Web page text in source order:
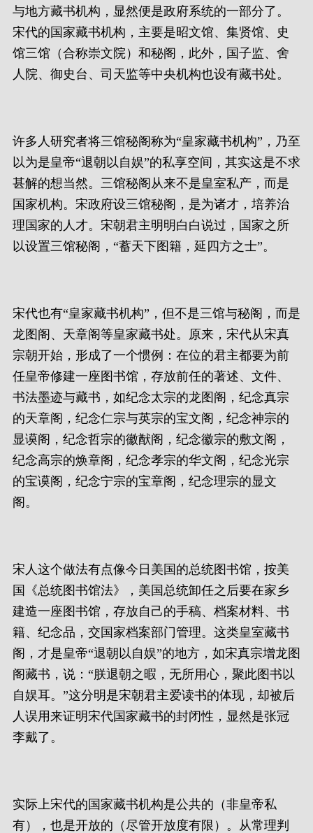
与地方藏书机构，显然便是政府系统的一部分了。
宋代的国家藏书机构，主要是昭文馆、集贤馆、史
馆三馆（合称崇文院）和秘阁，此外，国子监、舍
人院、御史台、司天监等中央机构也设有藏书处。
许多人研究者将三馆秘阁称为“皇家藏书机构”，乃至
以为是皇帝“退朝以自娱”的私享空间，其实这是不求
甚解的想当然。三馆秘阁从来不是皇室私产，而是
国家机构。宋政府设三馆秘阁，是为诸才，培养治
理国家的人才。宋朝君主明明白白说过，国家之所
以设置三馆秘阁，“蓄天下图籍，延四方之士”。
宋代也有“皇家藏书机构”，但不是三馆与秘阁，而是
龙图阁、天章阁等皇家藏书处。原来，宋代从宋真
宗朝开始，形成了一个惯例：在位的君主都要为前
任皇帝修建一座图书馆，存放前任的著述、文件、
书法墨迹与藏书，如纪念太宗的龙图阁，纪念真宗
的天章阁，纪念仁宗与英宗的宝文阁，纪念神宗的
显谟阁，纪念哲宗的徽猷阁，纪念徽宗的敷文阁，
纪念高宗的焕章阁，纪念孝宗的华文阁，纪念光宗
的宝谟阁，纪念宁宗的宝章阁，纪念理宗的显文
阁。
宋人这个做法有点像今日美国的总统图书馆，按美
国《总统图书馆法》，美国总统卸任之后要在家乡
建造一座图书馆，存放自己的手稿、档案材料、书
籍、纪念品，交国家档案部门管理。这类皇室藏书
阁，才是皇帝“退朝以自娱”的地方，如宋真宗增龙图
阁藏书，说：“朕退朝之暇，无所用心，聚此图书以
自娱耳。”这分明是宋朝君主爱读书的体现，却被后
人误用来证明宋代国家藏书的封闭性，显然是张冠
李戴了。
实际上宋代的国家藏书机构是公共的（非皇帝私
有），也是开放的（尽管开放度有限）。从常理判